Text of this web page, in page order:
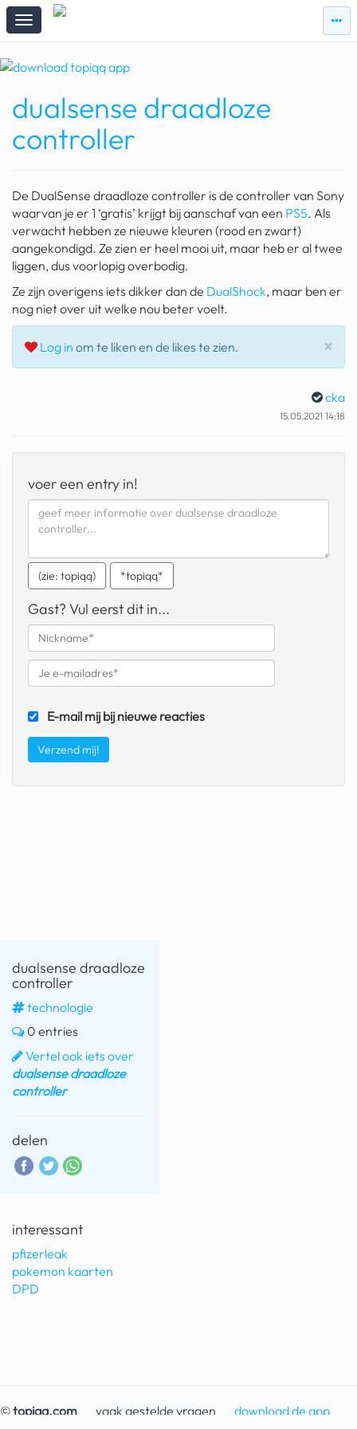
zie
topiqqs
zie
#vandaag
Topiqqs Reacties
spelen bij beelen
pokemon kaarten
fomo
21.4 procent btw
deepseek
groenland
geochelone yniphora
it really whips the llama s
boring phone
bakelse princess taart
dunkin donuts
ryanair
fatbike
dualsense draadloze
controller
De DualSense draadloze controller is de controller van Sony
waarvan je er 1 ‘gratis’ krijgt bij aanschaf van een PS5. Als
verwacht hebben ze nieuwe kleuren (rood en zwart)
aangekondigd. Ze zien er heel mooi uit, maar heb er al twee
liggen, dus voorlopig overbodig.
Ze zijn overigens iets dikker dan de DualShock, maar ben er
nog niet over uit welke nou beter voelt.
×
Log in om te liken en de likes te zien.
cka
15.05.2021 14:18
voer een entry in!
(zie: topiqq) *topiqq*
Gast? Vul eerst dit in...
E-mail mij bij nieuwe reacties
dualsense draadloze
controller
technologie
0 entries
Vertel ook iets over
dualsense draadloze
controller
delen
interessant
pfizerleak
pokemon kaarten
DPD
©topiqq.com vaak gestelde vragen
download de app